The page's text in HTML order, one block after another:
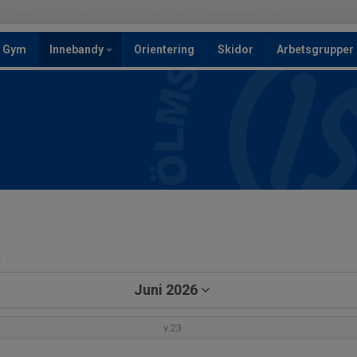
Gym Innebandy Orientering Skidor Arbetsgrupper
Juni 2026
v.23